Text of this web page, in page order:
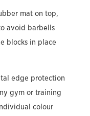
mat on top,
avoid barbells
blocks in place
edge protection
gym or training
colour